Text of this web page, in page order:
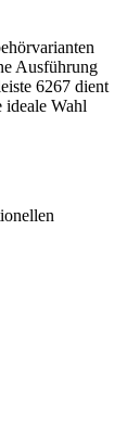
Ausführung
6267 dient
ideale Wahl